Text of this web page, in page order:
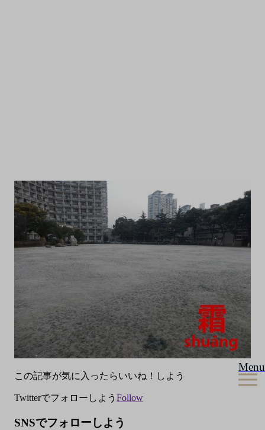
Menu
この記事が気に入ったらいいね！しよう
Twitterでフォローしよう Follow
SNSでフォローしよう